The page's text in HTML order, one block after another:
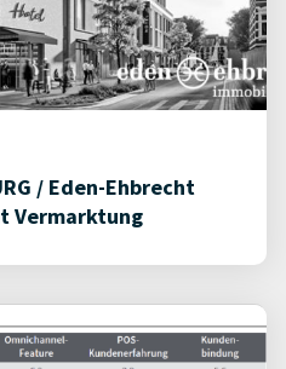
/ Eden-Ehbrecht
Vermarktung